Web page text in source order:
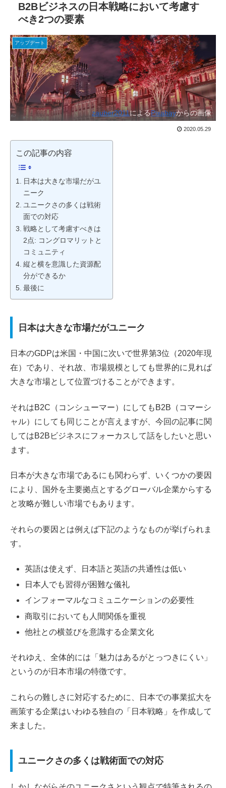
B2Bビジネスの日本戦略において考慮す
べき2つの要素
アップデート
zauber2011によるPixabayからの画像
2020.05.29
この記事の内容
日本は大きな市場だがユ
ニーク
ユニークさの多くは戦術
面での対応
戦略として考慮すべきは
2点: コングロマリットと
コミュニティ
縦と横を意識した資源配
分ができるか
最後に
日本は大きな市場だがユニーク
日本のGDPは米国・中国に次いで世界第3位（2020年現
在）であり、それ故、市場規模としても世界的に見れば
大きな市場として位置づけることができます。
それはB2C（コンシューマー）にしてもB2B（コマーシ
ャル）にしても同じことが言えますが、今回の記事に関
してはB2Bビジネスにフォーカスして話をしたいと思い
ます。
日本が大きな市場であるにも関わらず、いくつかの要因
により、国外を主要拠点とするグローバル企業からする
と攻略が難しい市場でもあります。
それらの要因とは例えば下記のようなものが挙げられま
す。
英語は使えず、日本語と英語の共通性は低い
日本人でも習得が困難な儀礼
インフォーマルなコミュニケーションの必要性
商取引においても人間関係を重視
他社との横並びを意識する企業文化
それゆえ、全体的には「魅力はあるがとっつきにくい」
というのが日本市場の特徴です。
これらの難しさに対応するために、日本での事業拡大を
画策する企業はいわゆる独自の「日本戦略」を作成して
来ました。
ユニークさの多くは戦術面での対応